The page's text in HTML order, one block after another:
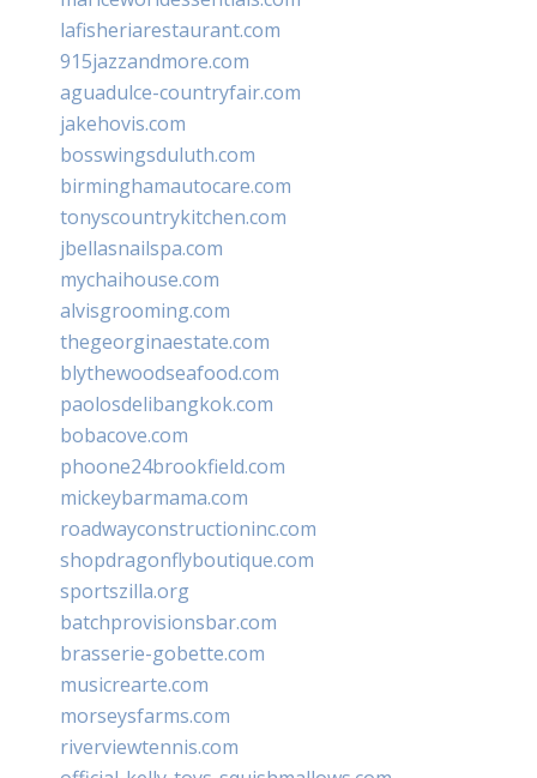
lafisheriarestaurant.com
915jazzandmore.com
aguadulce-countryfair.com
jakehovis.com
bosswingsduluth.com
birminghamautocare.com
tonyscountrykitchen.com
jbellasnailspa.com
mychaihouse.com
alvisgrooming.com
thegeorginaestate.com
blythewoodseafood.com
paolosdelibangkok.com
bobacove.com
phoone24brookfield.com
mickeybarmama.com
roadwayconstructioninc.com
shopdragonflyboutique.com
sportszilla.org
batchprovisionsbar.com
brasserie-gobette.com
musicrearte.com
morseysfarms.com
riverviewtennis.com